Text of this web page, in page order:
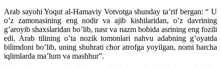
Arab sayohi Yoqut al-Hamaviy Votvotga shunday ta’rif bergan: “ U
o’z zamonasining eng nodir va ajib kishilaridan, o’z davrining
g’aroyib shaxslaridan bo’lib, nasr va nazm bobida asrining eng fozili
edi. Arab tilining o’ta nozik tomonlari nahvu adabning g’oyatda
bilimdoni bo’lib, uning shuhrati chor atrofga yoyilgan, nomi barcha
iqlimlarda ma’lum va mashhur”.